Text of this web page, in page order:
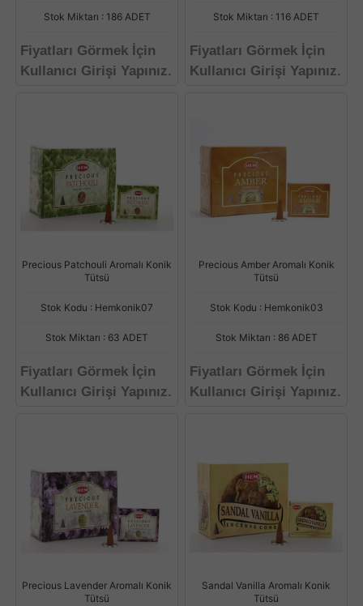
Stok Miktarı : 186 ADET
Fiyatları Görmek İçin
Kullanıcı Girişi Yapınız.
Stok Miktarı : 116 ADET
Fiyatları Görmek İçin
Kullanıcı Girişi Yapınız.
Precious Patchouli Aromalı Konik
Tütsü
Stok Kodu : Hemkonik07
Stok Miktarı : 63 ADET
Fiyatları Görmek İçin
Kullanıcı Girişi Yapınız.
Precious Amber Aromalı Konik
Tütsü
Stok Kodu : Hemkonik03
Stok Miktarı : 86 ADET
Fiyatları Görmek İçin
Kullanıcı Girişi Yapınız.
Precious Lavender Aromalı Konik
Tütsü
Sandal Vanilla Aromalı Konik
Tütsü